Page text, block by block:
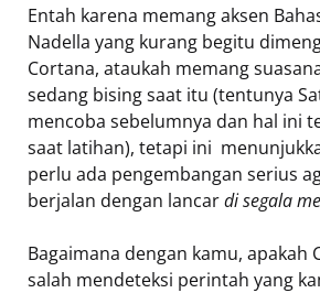
Entah karena memang aksen
Nadella yang kurang begitu
Cortana, ataukah memang
sedang bising saat itu (tentunya
mencoba sebelumnya dan hal ini
saat latihan), tetapi ini
perlu ada pengembangan serius
berjalan dengan lancardi segala
Bagaimana dengan kamu, apakah
salah mendeteksi perintah yang